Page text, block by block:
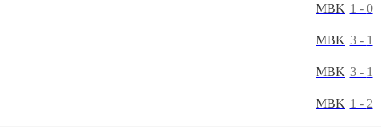
MBK 1 - 0
MBK 3- 1
MBK 3- 1
MBK 1 - 2